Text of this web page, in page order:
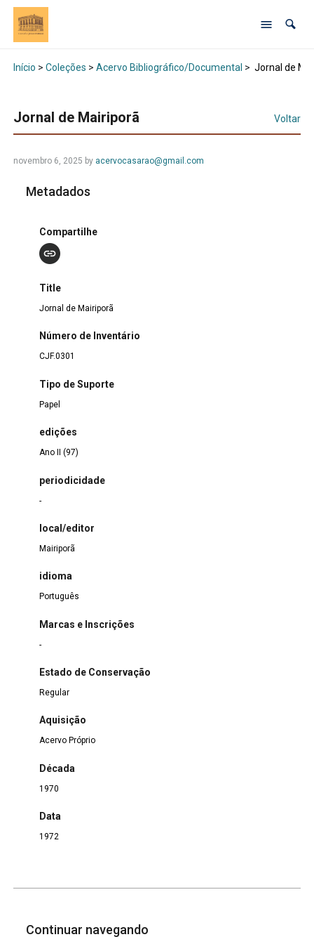
Início > Coleções > Acervo Bibliográfico/Documental > Jornal de
Jornal de Mairiporã Voltar
novembro 6, 2025 by acervocasarao@gmail.com
Metadados
Compartilhe
Title
Jornal de Mairiporã
Número de Inventário
CJF.0301
Tipo de Suporte
Papel
edições
Ano II (97)
periodicidade
-
local/editor
Mairiporã
idioma
Português
Marcas e Inscrições
-
Estado de Conservação
Regular
Aquisição
Acervo Próprio
Década
1970
Data
1972
Continuar navegando